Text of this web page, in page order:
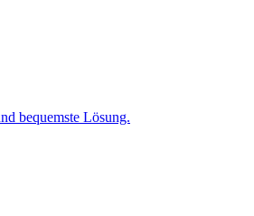
bequemste Lösung.